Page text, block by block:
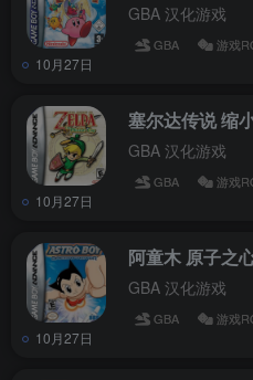
10月27日
GBA 汉化游戏
GBA 游戏
10月27日
塞尔达传说 缩
GBA 汉化游戏
GBA 游戏
10月27日
阿童木 原子之
GBA 汉化游戏
GBA 游戏